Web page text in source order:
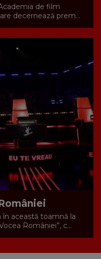
de film
decernează prem...
în această toamnă la
României”, c...